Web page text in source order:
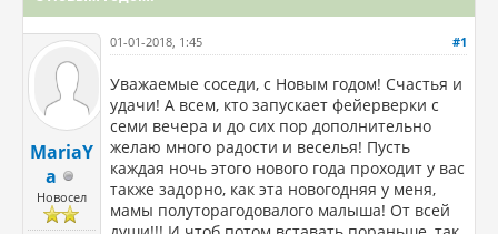
MariaY
a
Новосел
#1
01-01-2018, 1:45
Уважаемые соседи, с Новым годом! Счастья и
удачи! А всем, кто запускает фейерверки с
семи вечера и до сих пор дополнительно
желаю много радости и веселья! Пусть
каждая ночь этого нового года проходит у вас
также задорно, как эта новогодняя у меня,
мамы полуторагодовалого малыша! От всей